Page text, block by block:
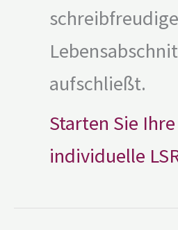
aufschließt.
Starten Sie Ihre
individuelle